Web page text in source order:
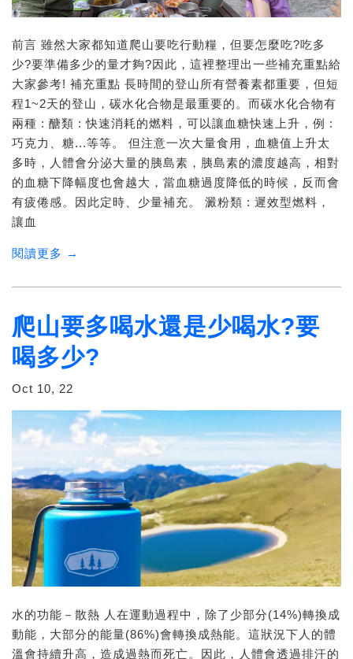
前言 雖然大家都知道爬山要吃行動糧，但要怎麼吃?吃多
少?要準備多少的量才夠?因此，這裡整理出一些補充重點給
大家參考! 補充重點 長時間的登山所有營養素都重要，但短
程1~2天的登山，碳水化合物是最重要的。而碳水化合物有
兩種 : 醣類 : 快速消耗的燃料，可以讓血糖快速上升，例 :
巧克力、糖...等等。 但注意一次大量食用，血糖值上升太
多時，人體會分泌大量的胰島素，胰島素的濃度越高，相對
的血糖下降幅度也會越大，當血糖過度降低的時候，反而會
有疲倦感。因此定時、少量補充。 澱粉類 : 遲效型燃料，
讓血
閱讀更多 →
爬山要多喝水還是少喝水?要
喝多少?
Oct 10, 22
水的功能－散熱 人在運動過程中，除了少部分(14%)轉換成
動能，大部分的能量(86%)會轉換成熱能。這狀況下人的體
溫會持續升高，造成過熱而死亡。因此，人體會透過排汗的